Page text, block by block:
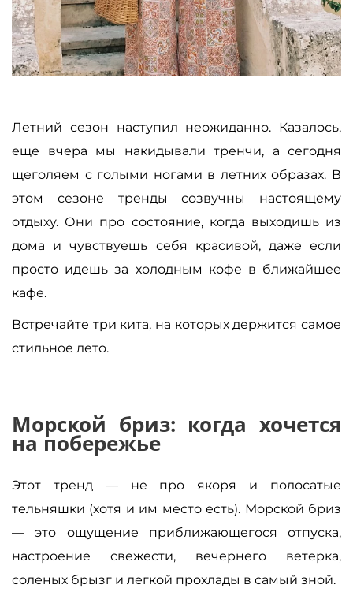
Летний сезон наступил неожиданно. Казалось,
еще вчера мы накидывали тренчи, а сегодня
щеголяем с голыми ногами в летних образах. В
этом сезоне тренды созвучны настоящему
отдыху. Они про состояние, когда выходишь из
дома и чувствуешь себя красивой, даже если
просто идешь за холодным кофе в ближайшее
кафе.
Встречайте три кита, на которых держится самое
стильное лето.
Морской бриз: когда хочется
на побережье
Этот тренд — не про якоря и полосатые
тельняшки (хотя и им место есть). Морской бриз
— это ощущение приближающегося отпуска,
настроение свежести, вечернего ветерка,
соленых брызг и легкой прохлады в самый зной.